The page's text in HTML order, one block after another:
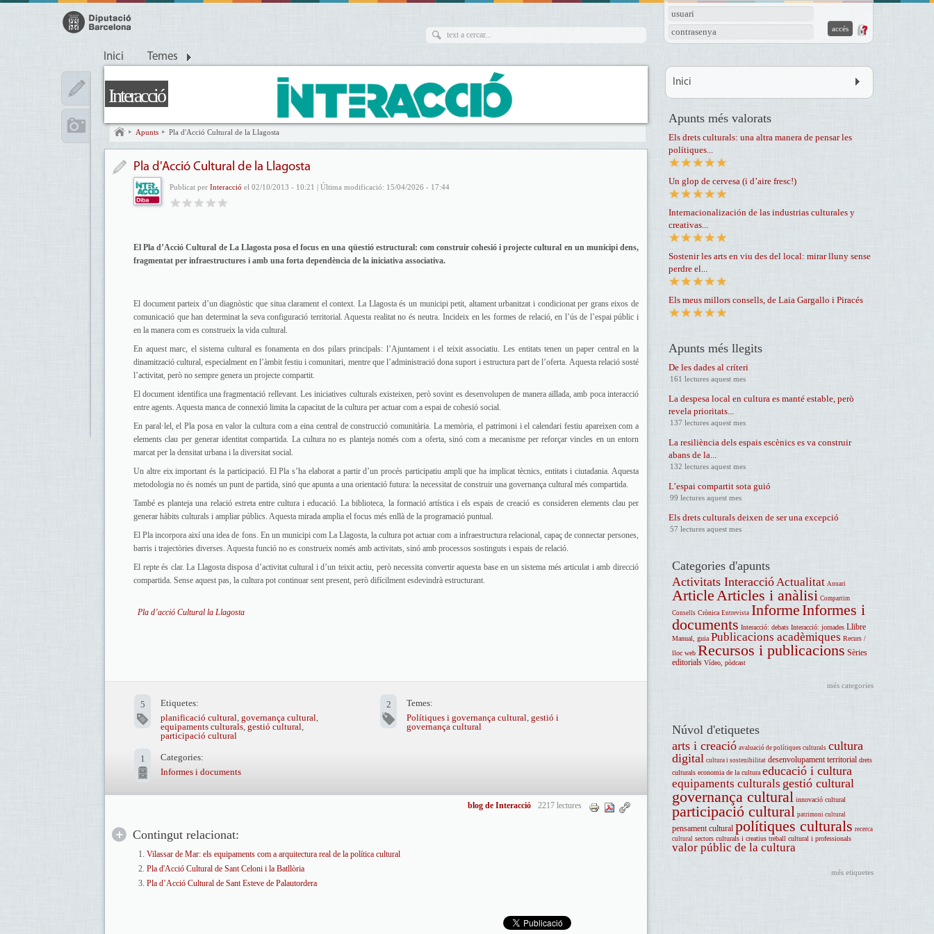
usuari
contrasenya
Inici Temes
Interacció
Apunts Pla d'Acció Cultural de la Llagosta
Pla d'Acció Cultural de la Llagosta
Publicat per Interacció el 02/10/2013 - 10:21 | Última modificació: 15/04/2026 - 17:44
El Pla d’Acció Cultural de La Llagosta posa el focus en una qüestió estructural: com construir cohesió i projecte cultural en un municipi dens,
fragmentat per infraestructures i amb una forta dependència de la iniciativa associativa.
El document parteix d’un diagnòstic que situa clarament el context. La Llagosta és un municipi petit, altament urbanitzat i condicionat per grans eixos de
comunicació que han determinat la seva configuració territorial. Aquesta realitat no és neutra. Incideix en les formes de relació, en l’ús de l’espai públic i
en la manera com es construeix la vida cultural.
En aquest marc, el sistema cultural es fonamenta en dos pilars principals: l’Ajuntament i el teixit associatiu. Les entitats tenen un paper central en la
dinamització cultural, especialment en l’àmbit festiu i comunitari, mentre que l’administració dona suport i estructura part de l’oferta. Aquesta relació sosté
l’activitat, però no sempre genera un projecte compartit.
El document identifica una fragmentació rellevant. Les iniciatives culturals existeixen, però sovint es desenvolupen de manera aïllada, amb poca interacció
entre agents. Aquesta manca de connexió limita la capacitat de la cultura per actuar com a espai de cohesió social.
En paral·lel, el Pla posa en valor la cultura com a eina central de construcció comunitària. La memòria, el patrimoni i el calendari festiu apareixen com a
elements clau per generar identitat compartida. La cultura no es planteja només com a oferta, sinó com a mecanisme per reforçar vincles en un entorn
marcat per la densitat urbana i la diversitat social.
Un altre eix important és la participació. El Pla s’ha elaborat a partir d’un procés participatiu ampli que ha implicat tècnics, entitats i ciutadania. Aquesta
metodologia no és només un punt de partida, sinó que apunta a una orientació futura: la necessitat de construir una governança cultural més compartida.
També es planteja una relació estreta entre cultura i educació. La biblioteca, la formació artística i els espais de creació es consideren elements clau per
generar hàbits culturals i ampliar públics. Aquesta mirada amplia el focus més enllà de la programació puntual.
El Pla incorpora així una idea de fons. En un municipi com La Llagosta, la cultura pot actuar com a infraestructura relacional, capaç de connectar persones,
barris i trajectòries diverses. Aquesta funció no es construeix només amb activitats, sinó amb processos sostinguts i espais de relació.
El repte és clar. La Llagosta disposa d’activitat cultural i d’un teixit actiu, però necessita convertir aquesta base en un sistema més articulat i amb direcció
compartida. Sense aquest pas, la cultura pot continuar sent present, però difícilment esdevindrà estructurant.
Pla d’acció Cultural la Llagosta
5
Etiquetes:
planificació cultural, governança cultural,
equipaments culturals, gestió cultural,
participació cultural
2
Temes:
Polítiques i governança cultural, gestió i
governança cultural
1
Categories:
Informes i documents
blog de Interacció 2217 lectures
Contingut relacionat:
Vilassar de Mar: els equipaments com a arquitectura real de la política cultural
Pla d'Acció Cultural de Sant Celoni i la Batllòria
Pla d’Acció Cultural de Sant Esteve de Palautordera
Inici
Apunts més valorats
Els drets culturals: una altra manera de pensar les
polítiques...
Un glop de cervesa (i d’aire fresc!)
Internacionalización de las industrias culturales y
creativas...
Sostenir les arts en viu des del local: mirar lluny sense
perdre el...
Els meus millors consells, de Laia Gargallo i Piracés
Apunts més llegits
De les dades al críteri
161 lectures aquest mes
La despesa local en cultura es manté estable, però
revela prioritats...
137 lectures aquest mes
La resiliència dels espais escènics es va construir
abans de la...
132 lectures aquest mes
L’espai compartit sota guió
99 lectures aquest mes
Els drets culturals deixen de ser una excepció
57 lectures aquest mes
Categories d'apunts
Activitats InteraccióActualitat Anuari
ArticleArticles i anàlisi Compartim
Consells Crònica Entrevista InformeInformes i
documents Interacció: debats Interacció: jornades Llibre
Manual, guia Publicacions acadèmiques Recurs /
lloc web Recursos i publicacions Sèries
editorials Vídeo, pòdcast
més categories
Núvol d'etiquetes
arts i creació avaluació de polítiques culturals cultura
digital cultura i sostenibilitat desenvolupament territorial drets
culturals economia de la cultura educació i cultura
equipaments culturals gestió cultural
governança cultural innovació cultural
participació cultural patrimoni cultural
pensament cultural polítiques culturals recerca
cultural sectors culturals i creatius treball cultural i professionals
valor públic de la cultura
més etiquetes